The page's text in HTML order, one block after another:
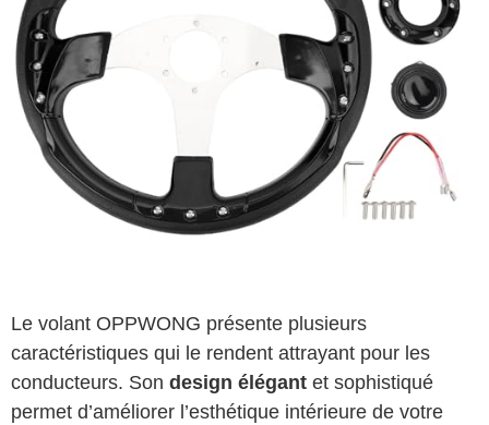
Le volant OPPWONG présente plusieurs
caractéristiques qui le rendent attrayant pour les
conducteurs. Son design élégant et sophistiqué
permet d’améliorer l’esthétique intérieure de votre